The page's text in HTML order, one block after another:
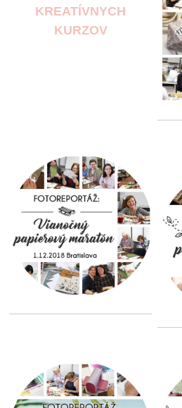
KREATÍVNYCH
KURZOV